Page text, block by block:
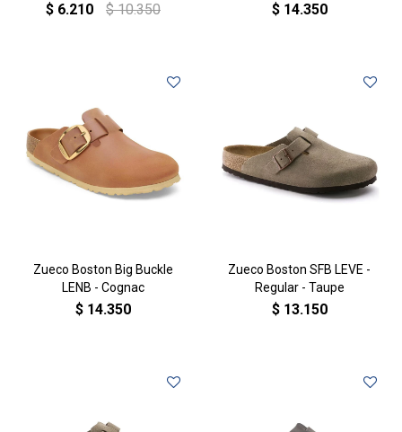
$ 6.210 $ 10.350 $ 14.350
Zueco Boston Big Buckle
LENB - Cognac
$ 14.350
Zueco Boston SFB LEVE -
Regular - Taupe
$ 13.150